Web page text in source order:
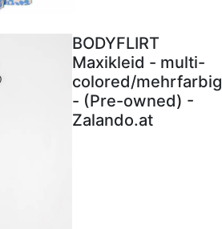
BODYFLIRT
Maxikleid - multi-
colored/mehrfarbig
- (Pre-owned) -
Zalando.at